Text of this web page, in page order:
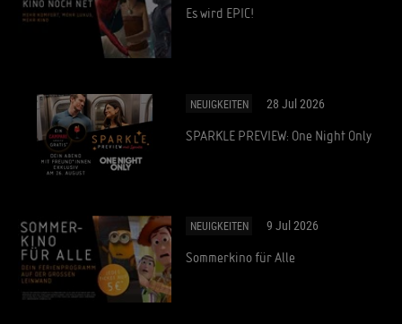
Es wird EPIC!
NEUIGKEITEN 28 Jul 2026
SPARKLE PREVIEW: One Night Only
NEUIGKEITEN 9 Jul 2026
Sommerkino für Alle